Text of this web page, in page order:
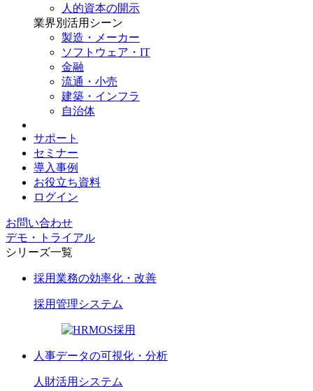
人的資本の開示
業界別 活用シーン
製造・メーカー
ソフトウェア・IT
金融
流通・小売
建築・インフラ
自治体
サポート
セミナー
導入事例
お役立ち資料
ログイン
お問い合わせ
デモ・トライアル
シリーズ一覧
採用業務の効率化・改善
採用管理システム
人事データの可視化・分析
人財活用 システム